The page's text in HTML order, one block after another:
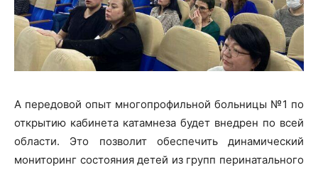
А передовой опыт многопрофильной больницы №1 по
открытию кабинета катамнеза будет внедрен по всей
области. Это позволит обеспечить динамический
мониторинг состояния детей из групп перинатального